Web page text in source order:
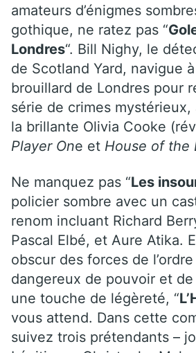
amateurs d’énigmes
gothique, ne ratez pas “
Londres“. Bill Nighy, le
de Scotland Yard, navigue
brouillard de Londres pour
série de crimes mystérieux,
la brillante Olivia Cooke
Player One et House of the
Ne manquez pas “Les
policier sombre avec un
renom incluant Richard
Pascal Elbé, et Aure Atika.
obscur des forces de
dangereux de pouvoir et
une touche de légèreté, “
vous attend. Dans cette
suivez trois prétendants –